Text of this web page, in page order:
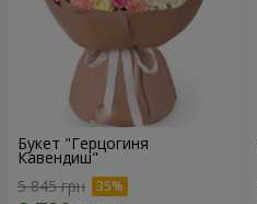
Букет "Герцогиня
Кавендиш"
5 845 грн